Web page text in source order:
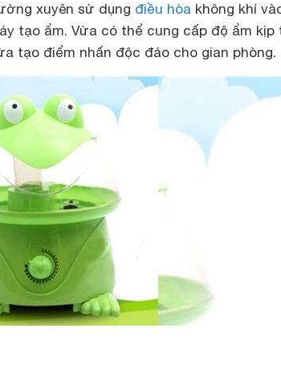
xuyên sử dụng điều hòa không khí
tạo ẩm. Vừa có thể cung cấp độ ẩm kịp
tạo điểm nhấn độc đáo cho gian phòng.